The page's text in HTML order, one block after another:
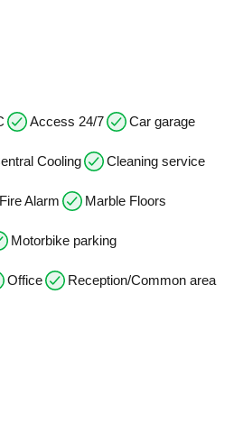
Access 24/7 Car garage
Cooling Cleaning service
Fire Alarm Marble Floors
Motorbike parking
Office Reception/Common area